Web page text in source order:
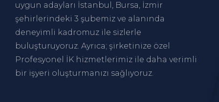
uygun adayları İstanbul , Bursa, İzmir
şehirlerindeki 3 şubemiz ve alanında
deneyimli kadromuz ile sizlerle
buluşturuyoruz. Ayrıca; şirketinize özel
Profesyonel İK hizmetlerimiz ile daha verimli
bir işyeri oluşturmanızı sağlıyoruz.